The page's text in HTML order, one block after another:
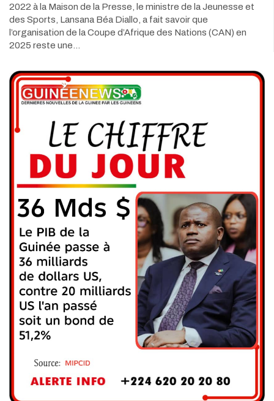
2022 à la Maison de la Presse, le ministre de la Jeunesse et
des Sports, Lansana Béa Diallo, a fait savoir que
l’organisation de la Coupe d’Afrique des Nations (CAN) en
2025 reste une…